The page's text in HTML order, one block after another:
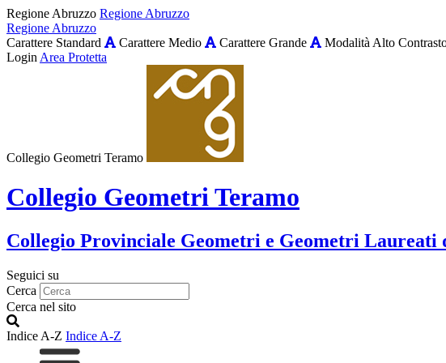
Regione Abruzzo Regione Abruzzo
Regione Abruzzo
Carattere Standard
Carattere Medio Carattere Grande Modalità Alto
Login Area Protetta
Collegio Geometri Teramo
Collegio Geometri Teramo
Collegio Provinciale Geometri e Geometri Laureati
Seguici su
Cerca
Cerca nel sito
Indice A-Z Indice A-Z